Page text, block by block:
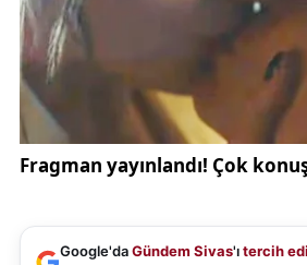
Google'daGündem Sivas'ıtercih